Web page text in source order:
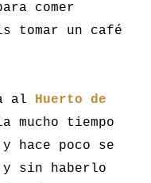
comer
tomar un café
al Huerto de
mucho tiempo
hace poco se
sin haberlo